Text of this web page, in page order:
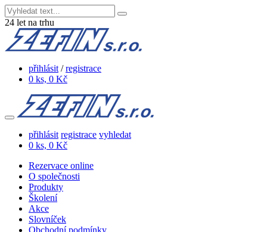
24 let na trhu
přihlásit /registrace
0 ks, 0 Kč
přihlásit registrace vyhledat
0 ks, 0 Kč
Rezervace online
O společnosti
Produkty
Školení
Akce
Slovníček
Obchodní podmínky